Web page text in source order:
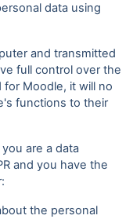
data using
and transmitted
full control over the
Moodle, it will no
functions to their
are a data
and you have the
the personal